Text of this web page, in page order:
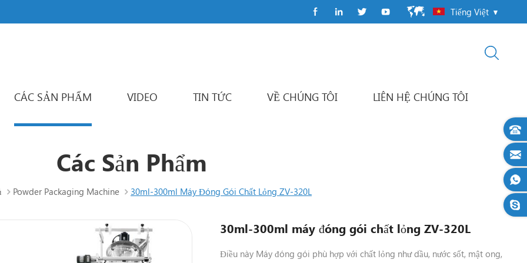
Tiếng Việt
CÁC SẢN PHẨM VIDEO TIN TỨC VỀ CHÚNG TÔI LIÊN HỆ CHÚNG TÔI
Các Sản Phẩm
Powder Packaging Machine 30ml-300ml Máy Đóng Gói Chất Lỏng ZV-320L
30ml-300ml máy đóng gói chất lỏng ZV-320L
Điều này Máy đóng gói phù hợp với chất lỏng như dầu, nước sốt, mật ong,